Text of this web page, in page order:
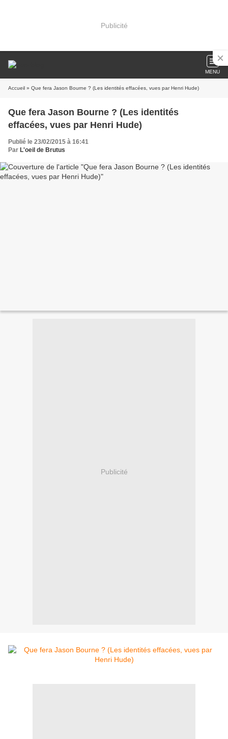
Publicité
MENU
Accueil » Que fera Jason Bourne ? (Les identités effacées, vues par Henri Hude)
Que fera Jason Bourne ? (Les identités
effacées, vues par Henri Hude)
Publié le 23/02/2015 à 16:41
Par L'oeil de Brutus
Publicité